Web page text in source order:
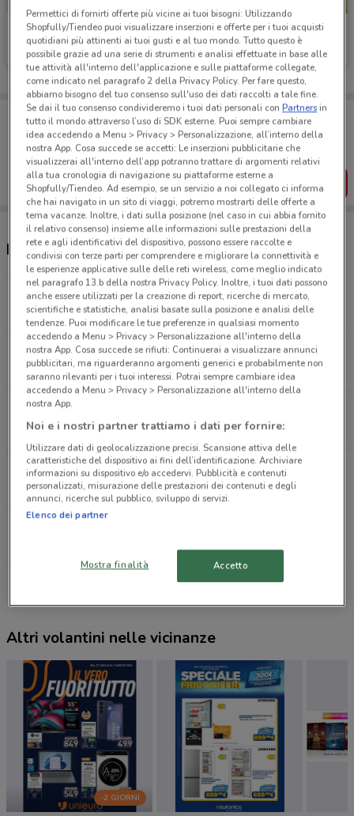
Giunti al Punto
Scade il 16/08 1.4 km
Giunti al Punto
Scade domenica 1.4 km
Porta DoveConviene sempre con te!
Puoi trovare le migliori offerte dei negozi vicino a te,
salvarle e creare la tua lista del risparmio, comodamente
dal tuo cellulare.
SCARICA L’APP
Negozi Giunti al Punto a Roma
Piazzale della Stazione Tiburtina Roma
1.4 km
CHIUSO
Viale della Primavera 194 Roma
5.1 km
Via Aristide Merloni Snc Roma
8.3 km
Via Dei Sampieri, 92 Roma
10.4 km
CHIUSO
Tutti i negozi Giunti al Punto
Altri volantini nelle vicinanze
-2 GIORNI
Permettici di fornirti offerte più vicine ai tuoi bisogni: Utilizzando
Shopfully/Tiendeo puoi visualizzare inserzioni e offerte per i tuoi acquisti
quotidiani più attinenti ai tuoi gusti e al tuo mondo. Tutto questo è
possibile grazie ad una serie di strumenti e analisi effettuate in base alle
tue attività all'interno dell'applicazione e sulle piattaforme collegate,
come indicato nel paragrafo 2 della Privacy Policy. Per fare questo,
abbiamo bisogno del tuo consenso sull'uso dei dati raccolti a tale fine.
Se dai il tuo consenso condivideremo i tuoi dati personali conPartnersin
tutto il mondo attraverso l’uso di SDK esterne. Puoi sempre cambiare
idea accedendo a Menu > Privacy > Personalizzazione, all’interno della
nostra App. Cosa succede se accetti: Le inserzioni pubblicitarie che
visualizzerai all'interno dell’app potranno trattare di argomenti relativi
alla tua cronologia di navigazione su piattaforme esterne a
Shopfully/Tiendeo. Ad esempio, se un servizio a noi collegato ci informa
che hai navigato in un sito di viaggi, potremo mostrarti delle offerte a
tema vacanze. Inoltre, i dati sulla posizione (nel caso in cui abbia fornito
il relativo consenso) insieme alle informazioni sulle prestazioni della
rete e agli identificativi del dispositivo, possono essere raccolte e
condivisi con terze parti per comprendere e migliorare la connettività e
le esperienze applicative sulle delle reti wireless, come meglio indicato
nel paragrafo 13.b della nostra Privacy Policy. Inoltre, i tuoi dati possono
anche essere utilizzati per la creazione di report, ricerche di mercato,
scientifiche e statistiche, analisi basate sulla posizione e analisi delle
tendenze. Puoi modificare le tue preferenze in qualsiasi momento
accedendo a Menu > Privacy > Personalizzazione all'interno della
nostra App. Cosa succede se rifiuti: Continuerai a visualizzare annunci
pubblicitari, ma riguarderanno argomenti generici e probabilmente non
saranno rilevanti per i tuoi interessi. Potrai sempre cambiare idea
accedendo a Menu > Privacy > Personalizzazione all'interno della
nostra App.
Noi e i nostri partner trattiamo i dati per fornire:
Utilizzare dati di geolocalizzazione precisi. Scansione attiva delle
caratteristiche del dispositivo ai fini dell’identificazione. Archiviare
informazioni su dispositivo e/o accedervi. Pubblicità e contenuti
personalizzati, misurazione delle prestazioni dei contenuti e degli
annunci, ricerche sul pubblico, sviluppo di servizi.
Elenco dei partner
Mostra finalità Accetto